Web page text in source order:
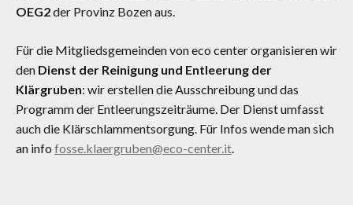
OEG2der Provinz Bozen aus.
Für die Mitgliedsgemeinden von eco center organisieren wir
den Dienst der Reinigung und Entleerung der
Klärgruben: wir erstellen die Ausschreibung und das
Programm der Entleerungszeiträume. Der Dienst umfasst
auch die Klärschlammentsorgung. Für Infos wende man sich
an info fosse.klaergruben@eco-center.it.